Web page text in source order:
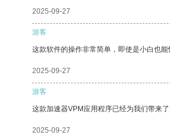
2025-09-27
游客
这款软件的操作非常简单，即使是小白也能
2025-09-27
游客
这款加速器VPM应用程序已经为我们带来了
2025-09-27